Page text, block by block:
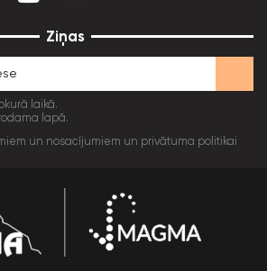
Ziņas
laikā.
lapā.
un nosacījumiem un privātuma politikai